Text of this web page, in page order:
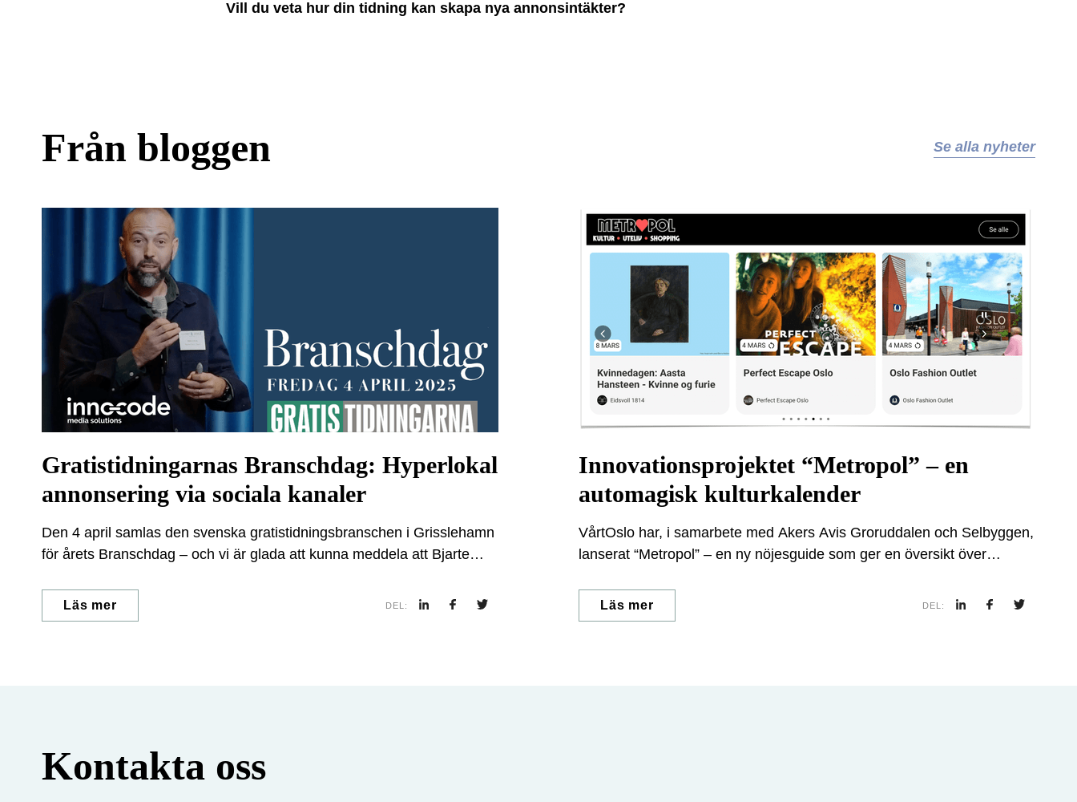
Vill du veta hur din tidning kan skapa nya annonsintäkter?
Från bloggen Se alla nyheter
Gratistidningarnas Branschdag: Hyperlokal
annonsering via sociala kanaler
Den 4 april samlas den svenska gratistidningsbranschen i Grisslehamn
för årets Branschdag – och vi är glada att kunna meddela att Bjarte
hur lokaltidningar kan skapa helt nya annonsintäkter, direkt kopplade till
det lokala näringslivet.
Läs mer DEL:
Innovationsprojektet “Metropol” – en
automagisk kulturkalender
VårtOslo har, i samarbete med Akers Avis Groruddalen och Selbyggen,
lanserat “Metropol” – en ny nöjesguide som ger en översikt över
för att öka lokaltidningens kommersiella intäkter och stärka dess
position som en central aktör för lokal kultur- och nöjesinformation.
Läs mer DEL:
Kontakta oss